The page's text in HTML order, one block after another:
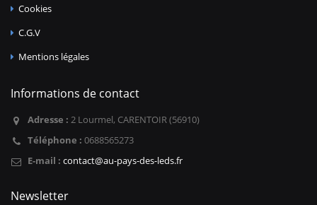
Cookies
C.G.V
Mentions légales
Informations de contact
Adresse : 2 Lourmel, CARENTOIR (56910)
Téléphone : 0688565273
E-mail : contact@au-pays-des-leds.fr
Newsletter